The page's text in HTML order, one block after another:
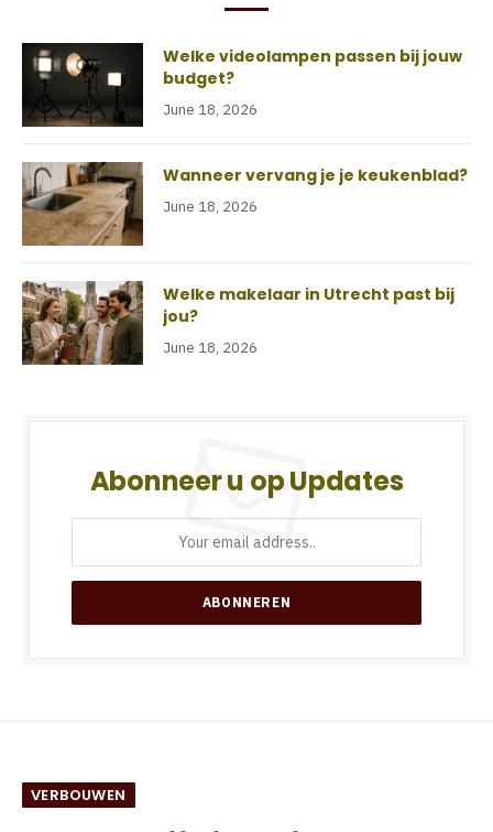
Welke videolampen passen bij jouw
budget?
June 18, 2026
Wanneer vervang je je keukenblad?
June 18, 2026
Welke makelaar in Utrecht past bij
jou?
June 18, 2026
Abonneer u op Updates
VERBOUWEN